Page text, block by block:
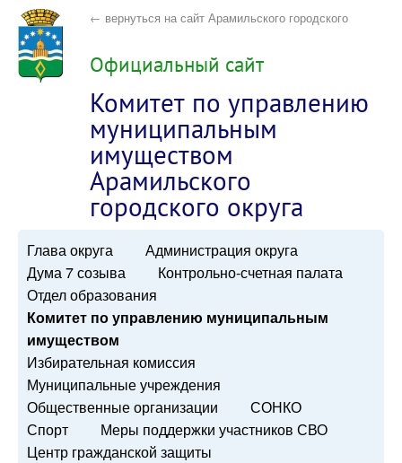
← вернуться на сайт Арамильского городского
округа
Официальный сайт
Комитет по управлению
муниципальным
имуществом
Арамильского
городского округа
Глава округа
Администрация округа
Дума 7 созыва
Контрольно-счетная палата
Отдел образования
Комитет по управлению муниципальным
имуществом
Избирательная комиссия
Муниципальные учреждения
Общественные организации
СОНКО
Спорт
Меры поддержки участников СВО
Центр гражданской защиты